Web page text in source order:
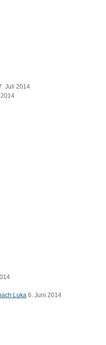
Juli 2014
Luka 6. Juni 2014